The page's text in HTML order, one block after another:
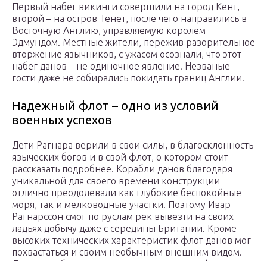
Первый набег викинги совершили на город Кент,
второй – на остров Тенет, после чего направились в
Восточную Англию, управляемую королем
Эдмундом. Местные жители, пережив разорительное
вторжение язычников, с ужасом осознали, что этот
набег данов – не одиночное явление. Незваные
гости даже не собирались покидать границ Англии.
Надежный флот – одно из условий
военных успехов
Дети Рагнара верили в свои силы, в благосклонность
языческих богов и в свой флот, о котором стоит
рассказать подробнее. Корабли данов благодаря
уникальной для своего времени конструкции
отлично преодолевали как глубокие беспокойные
моря, так и мелководные участки. Поэтому Ивар
Рагнарссон смог по руслам рек вывезти на своих
ладьях добычу даже с середины Британии. Кроме
высоких технических характеристик флот данов мог
похвастаться и своим необычным внешним видом.